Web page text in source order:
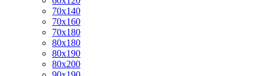
70х140
70х160
70х180
80х180
80х190
80х200